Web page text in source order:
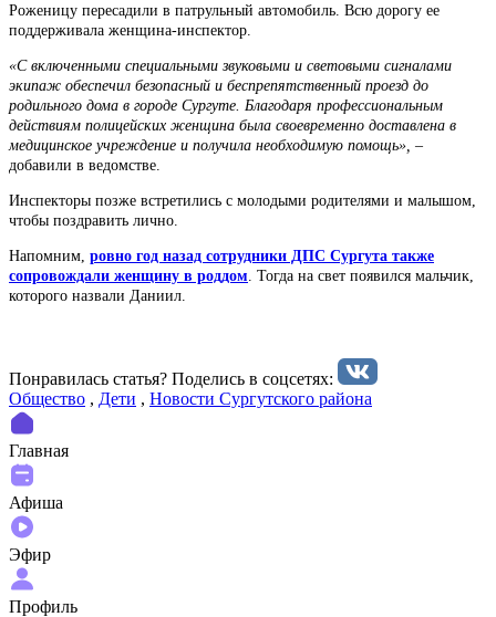
Роженицу пересадили в патрульный автомобиль. Всю дорогу ее
поддерживала женщина-инспектор.
«С включенными специальными звуковыми и световыми сигналами
экипаж обеспечил безопасный и беспрепятственный проезд до
родильного дома в городе Сургуте. Благодаря профессиональным
действиям полицейских женщина была своевременно доставлена в
медицинское учреждение и получила необходимую помощь», –
добавили в ведомстве.
Инспекторы позже встретились с молодыми родителями и малышом,
чтобы поздравить лично.
Напомним, ровно год назад сотрудники ДПС Сургута также
сопровождали женщину в роддом . Тогда на свет появился мальчик,
которого назвали Даниил.
Понравилась статья? Поделиcь в соцсетях:
Общество , Дети , Новости Сургутского района
Главная
Афиша
Эфир
Профиль